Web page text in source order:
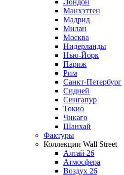
Лондон
Манхэттен
Мадрид
Милан
Москва
Нидерланды
Нью-Йорк
Париж
Рим
Санкт-Петербург
Сидней
Сингапур
Токио
Чикаго
Шанхай
Фактуры
Коллекции Wall Street
Алтай 26
Атмосфера
Воздух 26